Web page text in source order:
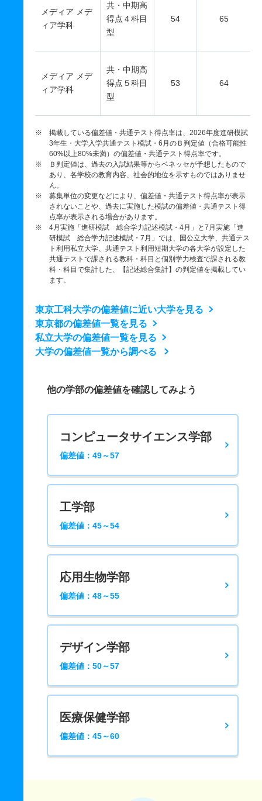
メディア メデ
ィア学科
共・中期高
得点４科目
型
54 65
メディア メデ
ィア学科
共・中期高
得点５科目
型
53 64
※ 掲載している偏差値・共通テスト得点率は、2026年度進研模試
3年生・大学入学共通テスト模試・6月のＢ判定値（合格可能性
60%以上80%未満）の偏差値・共通テスト得点率です。
※ Ｂ判定値は、過去の入試結果等からベネッセが予想したもので
あり、各学校の教育内容、社会的地位を示すものではありませ
ん。
※ 募集単位の変更などにより、偏差値・共通テスト得点率が表示
されないことや、過去に実施した模試の偏差値・共通テスト得
点率が表示される場合があります。
※ 4月実施「進研模試 総合学力記述模試・4月」と7月実施「進
研模試 総合学力記述模試・7月」では、国公立大学、共通テス
ト利用私立大学、共通テスト利用短期大学の各大学が設定した
共通テストで課される教科・科目と個別学力検査で課される教
科・科目で集計した、【記述総合集計】の判定値を掲載してい
ます。
東京工科大学の偏差値に近い大学を見る
東京都の偏差値一覧を見る
私立大学の偏差値一覧を見る
大学の偏差値一覧から調べる
他の学部の偏差値を確認してみよう
コンピュータサイエンス学部
偏差値：49～57
工学部
偏差値：45～54
応用生物学部
偏差値：48～55
デザイン学部
偏差値：50～57
医療保健学部
偏差値：45～60